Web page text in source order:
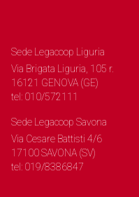
Sede Legacoop Liguria
Via Brigata Liguria, 105 r.
16121 GENOVA (GE)
tel: 010/572111
Sede Legacoop Savona
Via Cesare Battisti 4/6
17100 SAVONA (SV)
tel: 019/8386847